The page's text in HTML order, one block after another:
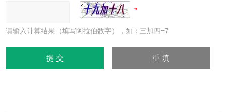
请输入计算结果（填写阿拉伯数字），如：三加四=7